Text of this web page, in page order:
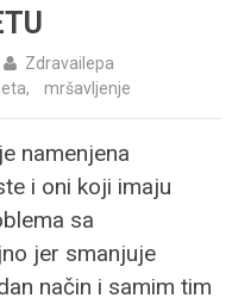
Zdravailepa
, mršavljenje
namenjena
i oni koji imaju
sa
jer smanjuje
način i samim tim